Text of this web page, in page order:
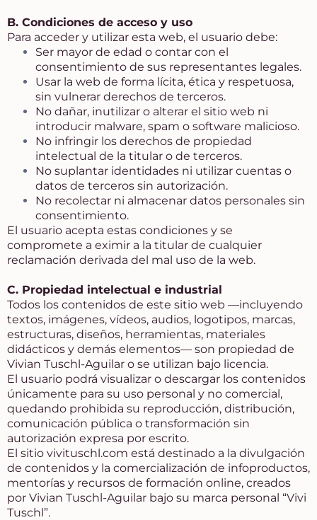
B. Condiciones de acceso y uso
Para acceder y utilizar esta web, el usuario debe:
Ser mayor de edad o contar con el
consentimiento de sus representantes legales.
Usar la web de forma lícita, ética y respetuosa,
sin vulnerar derechos de terceros.
No dañar, inutilizar o alterar el sitio web ni
introducir malware, spam o software malicioso.
No infringir los derechos de propiedad
intelectual de la titular o de terceros.
No suplantar identidades ni utilizar cuentas o
datos de terceros sin autorización.
No recolectar ni almacenar datos personales sin
consentimiento.
El usuario acepta estas condiciones y se
compromete a eximir a la titular de cualquier
reclamación derivada del mal uso de la web.
C. Propiedad intelectual e industrial
Todos los contenidos de este sitio web —incluyendo
textos, imágenes, vídeos, audios, logotipos, marcas,
estructuras, diseños, herramientas, materiales
didácticos y demás elementos— son propiedad de
Vivian Tuschl-Aguilar o se utilizan bajo licencia.
El usuario podrá visualizar o descargar los contenidos
únicamente para su uso personal y no comercial,
quedando prohibida su reproducción, distribución,
comunicación pública o transformación sin
autorización expresa por escrito.
El sitio vivituschl.com está destinado a la divulgación
de contenidos y la comercialización de infoproductos,
mentorías y recursos de formación online, creados
por Vivian Tuschl-Aguilar bajo su marca personal “Vivi
Tuschl”.